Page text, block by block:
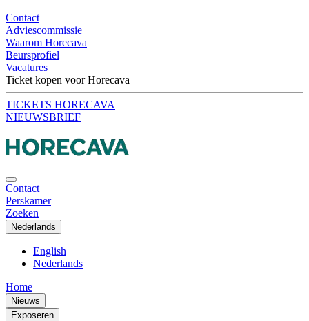
Contact
Adviescommissie
Waarom Horecava
Beursprofiel
Vacatures
Ticket kopen voor Horecava
TICKETS HORECAVA
NIEUWSBRIEF
Contact
Perskamer
Zoeken
Nederlands
English
Nederlands
Home
Nieuws
Exposeren